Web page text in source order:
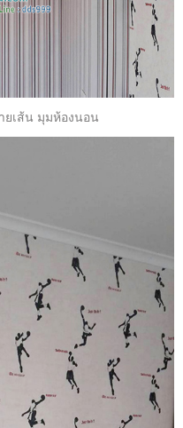
ยเส้น มุมห้องนอน